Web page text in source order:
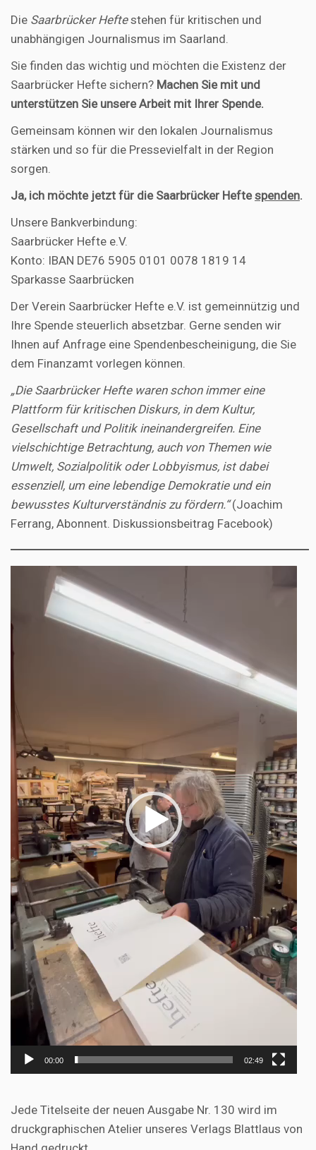
Die Saarbrücker Heftestehen für kritischen und
unabhängigen Journalismus im Saarland.
Sie finden das wichtig und möchten die Existenz der
Saarbrücker Hefte sichern? Machen Sie mit und
unterstützen Sie unsere Arbeit mit Ihrer Spende.
Gemeinsam können wir den lokalen Journalismus
stärken und so für die Pressevielfalt in der Region
sorgen.
Ja, ich möchte jetzt für die Saarbrücker Heftespenden.
Unsere Bankverbindung:
Saarbrücker Hefte e.V.
Konto: IBAN DE76 5905 0101 0078 1819 14
Sparkasse Saarbrücken
Der Verein Saarbrücker Hefte e.V. ist gemeinnützig und
Ihre Spende steuerlich absetzbar. Gerne senden wir
Ihnen auf Anfrage eine Spendenbescheinigung, die Sie
dem Finanzamt vorlegen können.
„Die Saarbrücker Hefte waren schon immer eine
Plattform für kritischen Diskurs, in dem Kultur,
Gesellschaft und Politik ineinandergreifen. Eine
vielschichtige Betrachtung, auch von Themen wie
Umwelt, Sozialpolitik oder Lobbyismus, ist dabei
essenziell, um eine lebendige Demokratie und ein
bewusstes Kulturverständnis zu fördern.“(Joachim
Ferrang, Abonnent. Diskussionsbeitrag Facebook)
00:00 02:49
Jede Titelseite der neuen Ausgabe Nr. 130 wird im
druckgraphischen Atelier unseres Verlags Blattlaus von